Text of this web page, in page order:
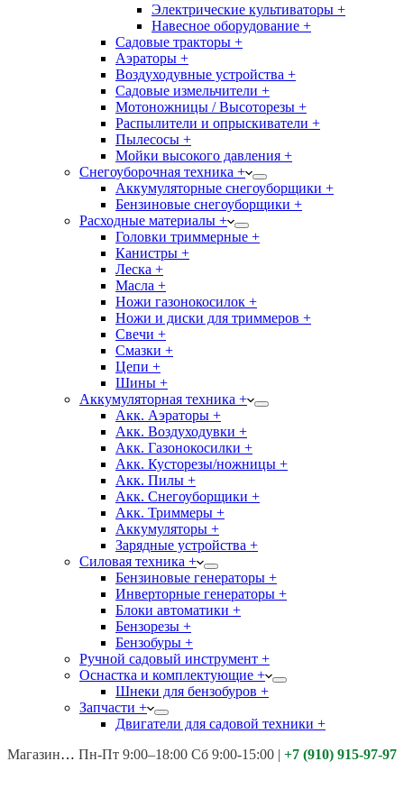
Электрические культиваторы +
Навесное оборудование +
Садовые тракторы +
Аэраторы +
Воздуходувные устройства +
Садовые измельчители +
Мотоножницы / Высоторезы +
Распылители и опрыскиватели +
Пылесосы +
Мойки высокого давления +
Снегоуборочная техника +
Аккумуляторные снегоуборщики +
Бензиновые снегоуборщики +
Расходные материалы +
Головки триммерные +
Канистры +
Леска +
Масла +
Ножи газонокосилок +
Ножи и диски для триммеров +
Свечи +
Смазки +
Цепи +
Шины +
Аккумуляторная техника +
Акк. Аэраторы +
Акк. Воздуходувки +
Акк. Газонокосилки +
Акк. Кусторезы/ножницы +
Акк. Пилы +
Акк. Снегоуборщики +
Акк. Триммеры +
Аккумуляторы +
Зарядные устройства +
Силовая техника +
Бензиновые генераторы +
Инверторные генераторы +
Блоки автоматики +
Бензорезы +
Бензобуры +
Ручной садовый инструмент +
Оснастка и комплектующие +
Шнеки для бензобуров +
Запчасти +
Двигатели для садовой техники +
Магазины: Калуга ул. Московская д.113
Пн-Пт 9:00–18:00 Сб 9:00-15:00 | +7 (910) 915-97-97